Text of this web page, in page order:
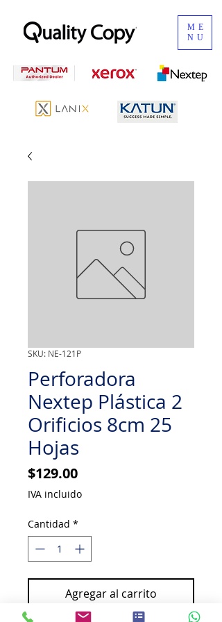
ME
NU
SKU: NE-121P
Perforadora
Nextep Plástica 2
Orificios 8cm 25
Hojas
$129.00Precio
IVA incluido
Cantidad *
Agregar al carrito